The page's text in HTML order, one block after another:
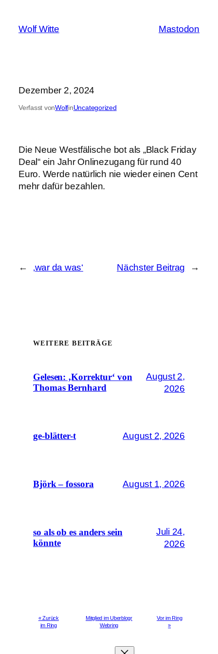
springen
Wolf Witte Mastodon
Dezember 2, 2024
Verfasst vonWolfinUncategorized
Die Neue Westfälische bot als „Black Friday
Deal“ ein Jahr Onlinezugang für rund 40
Euro. Werde natürlich nie wieder einen Cent
mehr dafür bezahlen.
← ‚war da was‘ Nächster Beitrag →
WEITERE BEITRÄGE
Gelesen: ‚Korrektur‘ von
Thomas Bernhard
August 2,
2026
ge-blätter-t August 2, 2026
Björk – fossora August 1, 2026
so als ob es anders sein
könnte
Juli 24,
2026
« Zurück
im Ring
Mitglied im Uberblogr
Webring
Vor im Ring
»